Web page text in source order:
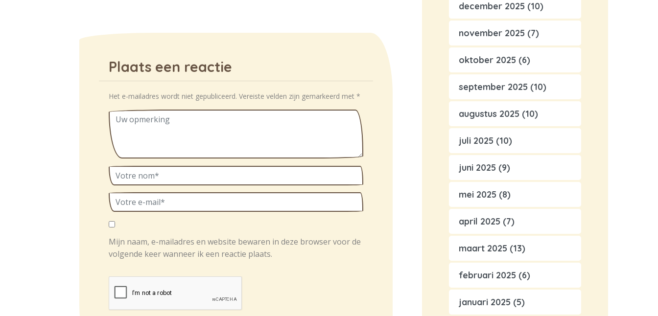
Plaats een reactie
Het e-mailadres wordt niet gepubliceerd. Vereiste velden zijn gemarkeerd met *
Mijn naam, e-mailadres en website bewaren in deze browser voor de
volgende keer wanneer ik een reactie plaats.
december 2025 (10)
november 2025 (7)
oktober 2025 (6)
september 2025 (10)
augustus 2025 (10)
juli 2025 (10)
juni 2025 (9)
mei 2025 (8)
april 2025 (7)
maart 2025 (13)
februari 2025 (6)
januari 2025 (5)